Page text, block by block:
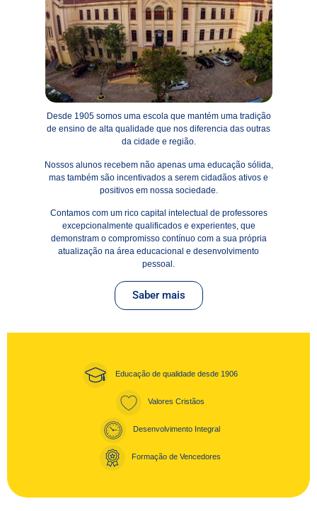
Desde 1905 somos uma escola que mantém uma tradição
de ensino de alta qualidade que nos diferencia das outras
da cidade e região.
Nossos alunos recebem não apenas uma educação sólida,
mas também são incentivados a serem cidadãos ativos e
positivos em nossa sociedade.
Contamos com um rico capital intelectual de professores
excepcionalmente qualificados e experientes, que
demonstram o compromisso contínuo com a sua própria
atualização na área educacional e desenvolvimento
pessoal.
Saber mais
Educação de qualidade desde 1906
Valores Cristãos
Desenvolvimento Integral
Formação de Vencedores